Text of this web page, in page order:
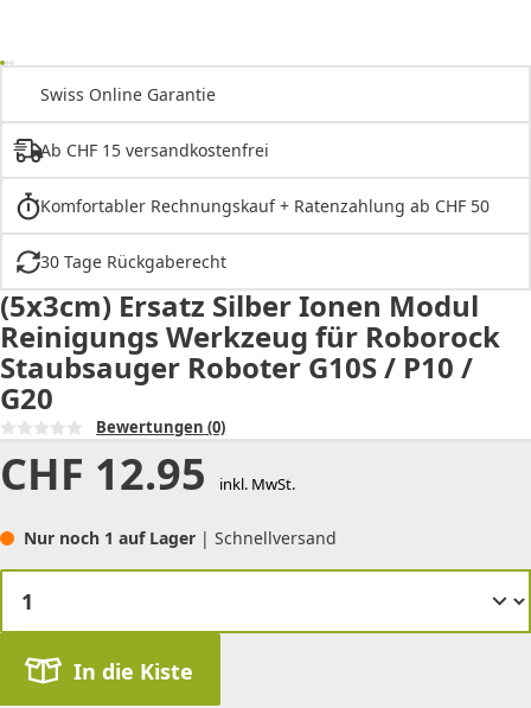
Swiss Online Garantie
Ab CHF 15 versandkostenfrei
Komfortabler Rechnungskauf + Ratenzahlung ab CHF 50
30 Tage Rückgaberecht
(5x3cm) Ersatz Silber Ionen Modul
Reinigungs Werkzeug für Roborock
Staubsauger Roboter G10S / P10 /
G20
Bewertungen (0)
CHF 12.95 inkl. MwSt.
Nur noch 1 auf Lager | Schnellversand
In die Kiste